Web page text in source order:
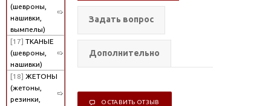
(шевроны,
нашивки,
вымпелы)
[17] ТКАНЫЕ
(шевроны,
нашивки)
[18] ЖЕТОНЫ
(жетоны,
резинки,
Задать вопрос
Дополнительно
ОСТАВИТЬ ОТЗЫВ